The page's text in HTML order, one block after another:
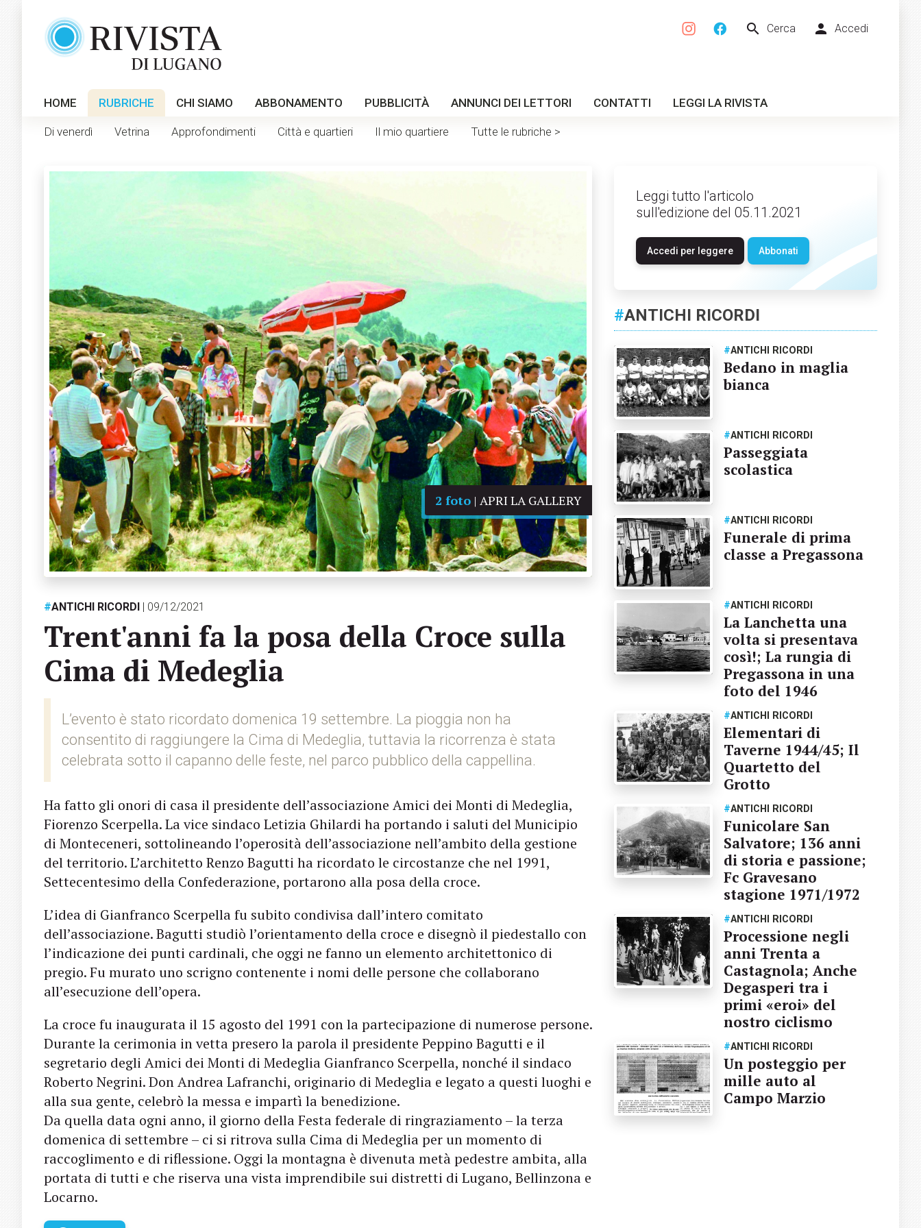
search Cerca person Accedi
HOME RUBRICHE CHI SIAMO ABBONAMENTO PUBBLICITÀ ANNUNCI DEI LETTORI CONTATTI LEGGI LA RIVISTA
Di venerdì Vetrina Approfondimenti Città e quartieri Il mio quartiere Tutte le rubriche >
2 foto| APRI LA GALLERY
#ANTICHI RICORDI | 09/12/2021
Trent'anni fa la posa della Croce sulla
Cima di Medeglia
L’evento è stato ricordato domenica 19 settembre. La pioggia non ha
consentito di raggiungere la Cima di Me­deglia, tuttavia la ricorrenza è stata
celebrata sotto il capan­no delle feste, nel parco pub­blico della cappellina.
Ha fatto gli onori di casa il presidente dell’associazione Amici dei Monti di Medeglia,
Fiorenzo Scerpella. La vice sindaco Le­tizia Ghilardi ha portando i sa­luti del Municipio
di Montece­neri, sottolineando l’operosità dell’associazione nell’ambito della gestione
del territorio. L’architetto Renzo Bagutti ha ricordato le circostanze che nel 1991,
Settecentesimo della Confederazione, portarono alla posa della croce.
L’idea di Gianfranco Scerpella fu subito condivisa dall’intero comitato
dell’associazione. Bagutti studiò l’orientamen­to della croce e disegnò il piedestallo con
l’indicazione dei punti cardinali, che oggi ne fanno un elemento archi­tettonico di
pregio. Fu murato uno scrigno contenente i nomi delle persone che collaborano
all’esecuzione dell’opera.
La croce fu inaugurata il 15 agosto del 1991 con la parteci­pazione di numerose persone.
Durante la cerimonia in vetta presero la parola il presidente Peppino Bagutti e il
segretario degli Amici dei Monti di Me­deglia Gianfranco Scerpella, nonché il sindaco
Roberto Ne­grini. Don Andrea Lafranchi, originario di Medeglia e legato a questi luoghi e
alla sua gente, celebrò la messa e impartì la benedizione.
Da quella data ogni anno, il giorno della Festa federale di ringraziamento – la terza
domenica di settembre – ci si ritrova sulla Cima di Medeglia per un momento di
raccogli­mento e di riflessione. Oggi la montagna è divenuta metà pedestre ambita, alla
portata di tutti e che riserva una vista imprendibile sui distretti di Lugano, Bellinzona e
Locarno.
Leggi tutto l'articolo
sull'edizione del 05.11.2021
Accedi per leggere Abbonati
#ANTICHI RICORDI
#ANTICHI RICORDI
Bedano in maglia
bianca
#ANTICHI RICORDI
Passeggiata
scolastica
#ANTICHI RICORDI
Funerale di prima
classe a Pregassona
#ANTICHI RICORDI
La Lanchetta una
volta si presentava
così!; La rungia di
Pregassona in una
foto del 1946
#ANTICHI RICORDI
Elementari di
Taverne 1944/45; Il
Quartetto del
Grotto
#ANTICHI RICORDI
Funicolare San
Salvatore; 136 anni
di storia e passione;
Fc Gravesano
stagione 1971/1972
#ANTICHI RICORDI
Processione negli
anni Trenta a
Castagnola; Anche
Degasperi tra i
primi «eroi» del
nostro ciclismo
#ANTICHI RICORDI
Un posteggio per
mille auto al
Campo Marzio